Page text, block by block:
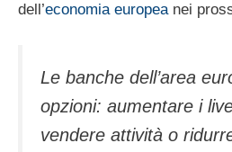
dell’economia europeanei
Le banche dell’area
opzioni: aumentare i
vendere attività o